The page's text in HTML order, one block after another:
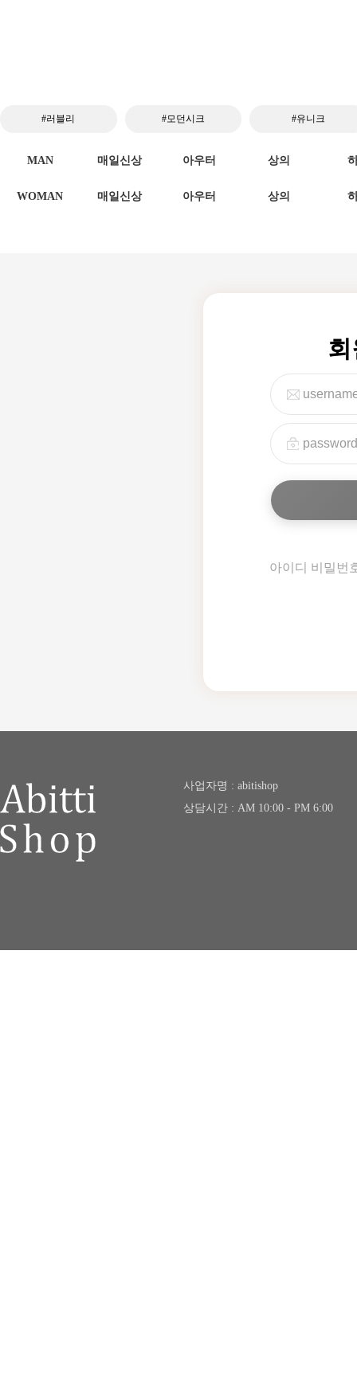
#러블리 #모던시크 #유니크
MAN 매일신상 아우터 상의
WOMAN 매일신상 아우터 상의
아이디 비밀번
사업자명 : abitishop
상담시간 : AM 10:00 - PM 6:00